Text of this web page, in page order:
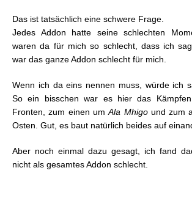
Das ist tatsächlich eine schwere Frage.
Jedes Addon hatte seine schlechten
waren da für mich so schlecht, dass ich
war das ganze Addon schlecht für mich.
Wenn ich da eins nennen muss, würde ich
So ein bisschen war es hier das
Fronten, zum einen umAla Mhigound zum
Osten. Gut, es baut natürlich beides auf
Aber noch einmal dazu gesagt, ich fand
nicht als gesamtes Addon schlecht.